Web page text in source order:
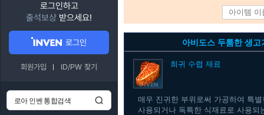
로그인하고
출석보상 받으세요!
로그인
회원가입 ID/PW 찾기
아비도스 두툼한 생고
희귀 수렵 재료
매우 진귀한 부위로써 가공하여 특
사용되거나 독특한 식재료로 사용되